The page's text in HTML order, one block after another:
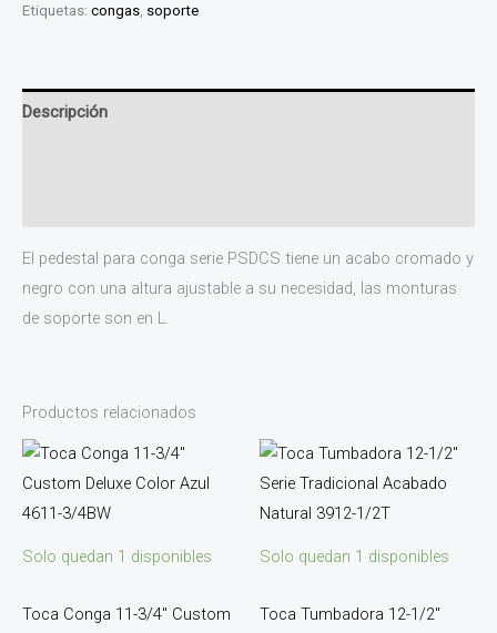
Etiquetas: congas soporte
Descripción
El pedestal para conga serie PSDCS tiene un acabo cromado y
negro con una altura ajustable a su necesidad, las monturas
de soporte son en L.
Productos relacionados
Solo quedan 1 disponibles
Toca Conga 11-3/4″ Custom
Solo quedan 1 disponibles
Toca Tumbadora 12-1/2″